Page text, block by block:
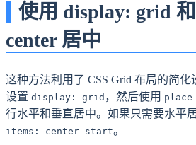
使用 display: grid
center 居中
这种方法利用了 CSS Grid 布局的简
设置 display: grid ，然后使用
行水平和垂直居中。如果只需要水平
items: center start。